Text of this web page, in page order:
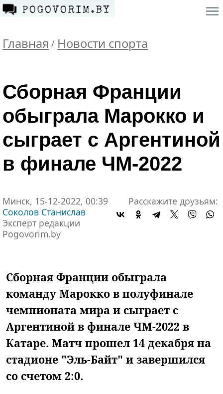
Главная / Новости спорта
Сборная Франции
обыграла Марокко и
сыграет с Аргентиной
в финале ЧМ-2022
Минск, 15-12-2022, 00:39
Соколов Станислав
Эксперт редакции
Pogovorim.by
Расскажите друзьям:
Сборная Франции обыграла
команду Марокко в полуфинале
чемпионата мира и сыграет с
Аргентиной в финале ЧМ-2022 в
Катаре. Матч прошел 14 декабря на
стадионе "Эль-Байт" и завершился
со счетом 2:0.